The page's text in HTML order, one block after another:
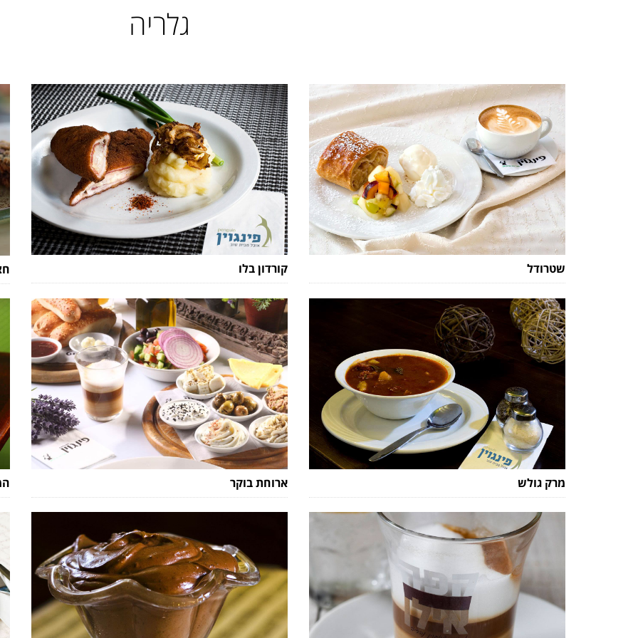
גלריה
שטרודל קורדון בלו
מרק גולש ארוחת בוקר